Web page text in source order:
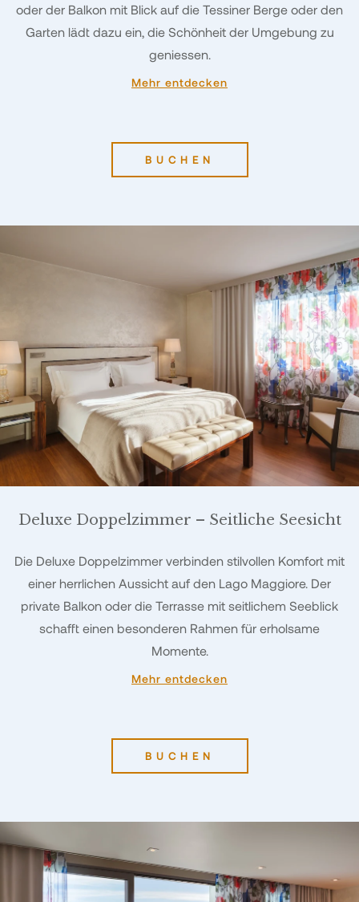
oder der Balkon mit Blick auf die Tessiner Berge oder den
Garten lädt dazu ein, die Schönheit der Umgebung zu
geniessen.
Mehr entdecken
BUCHEN
Deluxe Doppelzimmer – Seitliche Seesicht
Die Deluxe Doppelzimmer verbinden stilvollen Komfort mit
einer herrlichen Aussicht auf den Lago Maggiore. Der
private Balkon oder die Terrasse mit seitlichem Seeblick
schafft einen besonderen Rahmen für erholsame
Momente.
Mehr entdecken
BUCHEN